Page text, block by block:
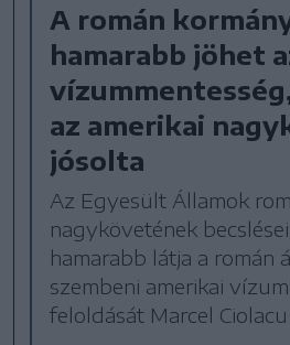
A román
hamarabb jöhet
az amerikai
jósolta
Az Egyesült Államok
nagykövetének
hamarabb látja a román
szembeni amerikai
feloldását Marcel